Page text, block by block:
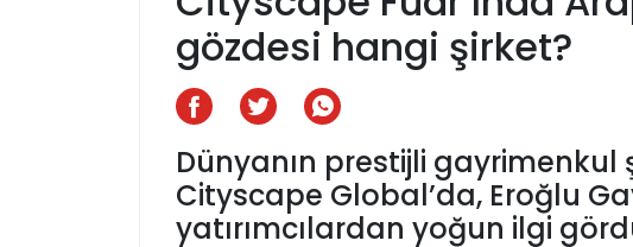
gözdesi hangi şirket?
Dünyanın prestijli gayrimenkul
Cityscape Global’da, Eroğlu
yatırımcılardan yoğun ilgi